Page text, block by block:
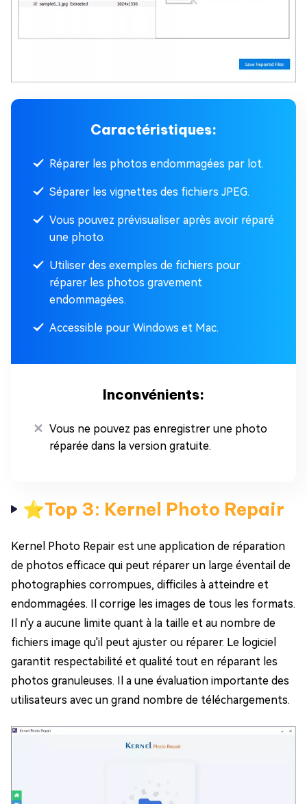
Caractéristiques:
Réparer les photos endommagées par lot.
Séparer les vignettes des fichiers JPEG.
Vous pouvez prévisualiser après avoir réparé
une photo.
Utiliser des exemples de fichiers pour
réparer les photos gravement
endommagées.
Accessible pour Windows et Mac.
Inconvénients:
Vous ne pouvez pas enregistrer une photo
réparée dans la version gratuite.
⭐Top 3: Kernel Photo Repair
Kernel Photo Repair est une application de réparation
de photos efficace qui peut réparer un large éventail de
photographies corrompues, difficiles à atteindre et
endommagées. Il corrige les images de tous les formats.
Il n'y a aucune limite quant à la taille et au nombre de
fichiers image qu'il peut ajuster ou réparer. Le logiciel
garantit respectabilité et qualité tout en réparant les
photos granuleuses. Il a une évaluation importante des
utilisateurs avec un grand nombre de téléchargements.